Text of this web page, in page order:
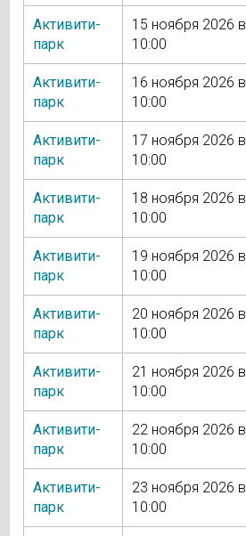
Активити-
парк
15 ноября 2026 в
10:00
Активити-
парк
16 ноября 2026 в
10:00
Активити-
парк
17 ноября 2026 в
10:00
Активити-
парк
18 ноября 2026 в
10:00
Активити-
парк
19 ноября 2026 в
10:00
Активити-
парк
20 ноября 2026 в
10:00
Активити-
парк
21 ноября 2026 в
10:00
Активити-
парк
22 ноября 2026 в
10:00
Активити-
парк
23 ноября 2026 в
10:00